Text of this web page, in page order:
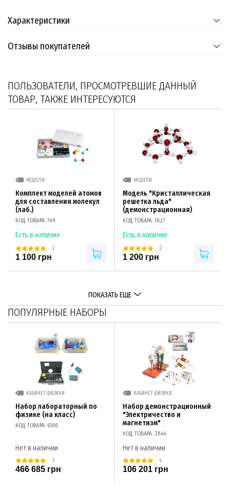
Характеристики
Отзывы покупателей
ПОЛЬЗОВАТЕЛИ, ПРОСМОТРЕВШИЕ ДАННЫЙ
ТОВАР, ТАКЖЕ ИНТЕРЕСУЮТСЯ
МОДЕЛИ
Комплект моделей атомов
для составления молекул
(лаб.)
КОД ТОВАРА: 749
Есть в наличие
2
1 100 грн
МОДЕЛИ
Модель "Кристаллическая
решетка льда"
(демонстрационная)
КОД ТОВАРА: 1827
Есть в наличие
2
1 200 грн
ПОКАЗАТЬ ЕЩЕ
ПОПУЛЯРНЫЕ НАБОРЫ
КАБИНЕТ ФИЗИКИ
Набор лабораторный по
физике (на класс)
КОД ТОВАРА: 6100
Нет в наличии
3
466 685 грн
КАБИНЕТ ФИЗИКИ
Набор демонстрационный
"Электричество и
магнетизм"
КОД ТОВАРА: 2846
Нет в наличии
4
106 201 грн